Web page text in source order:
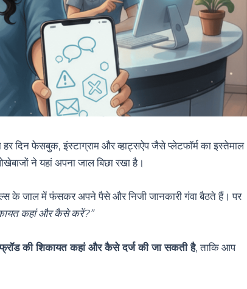
दिन फेसबुक, इंस्टाग्राम और व्हाट्सऐप जैसे प्लेटफॉर्म का इस्तेमाल
ने यहां अपना जाल बिछा रखा है।
के जाल में फंसकर अपने पैसे और निजी जानकारी गंवा बैठते हैं। पर
कहां और कैसे करें?”
फ्रॉड की शिकायत कहां और कैसे दर्ज की जा सकती है, ताकि आप